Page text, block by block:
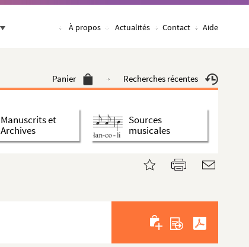
À propos Actualités Contact Aide
Panier Recherches récentes
Manuscrits et
Archives
Sources
musicales